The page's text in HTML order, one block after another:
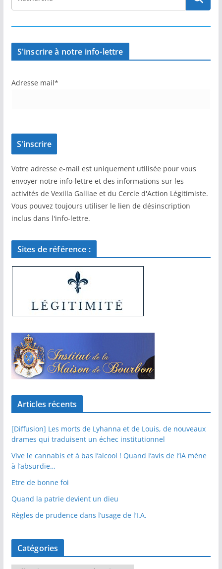
S'inscrire à notre info-lettre
Adresse mail*
Votre adresse e-mail est uniquement utilisée pour vous
envoyer notre info-lettre et des informations sur les
activités de Vexilla Galliae et du Cercle d'Action Légitimiste.
Vous pouvez toujours utiliser le lien de désinscription
inclus dans l'info-lettre.
Sites de référence :
Articles récents
[Diffusion] Les morts de Lyhanna et de Louis, de nouveaux
drames qui traduisent un échec institutionnel
Vive le cannabis et à bas l’alcool ! Quand l’avis de l’IA mène
à l’absurdie…
Etre de bonne foi
Quand la patrie devient un dieu
Règles de prudence dans l’usage de l’I.A.
Catégories